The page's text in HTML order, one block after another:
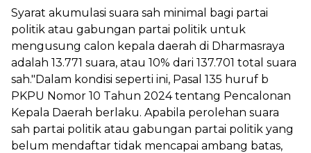
Syarat akumulasi suara sah minimal bagi partai
politik atau gabungan partai politik untuk
mengusung calon kepala daerah di Dharmasraya
adalah 13.771 suara, atau 10% dari 137.701 total suara
sah."Dalam kondisi seperti ini, Pasal 135 huruf b
PKPU Nomor 10 Tahun 2024 tentang Pencalonan
Kepala Daerah berlaku. Apabila perolehan suara
sah partai politik atau gabungan partai politik yang
belum mendaftar tidak mencapai ambang batas,